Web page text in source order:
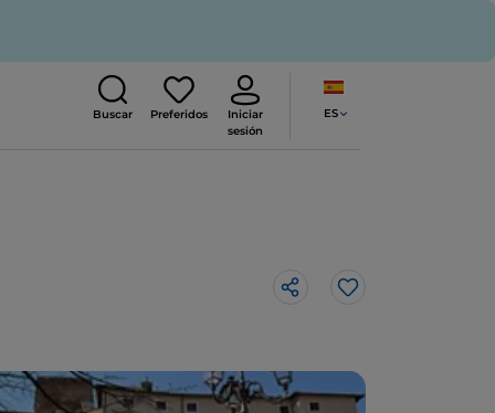
Buscar Preferidos
Iniciar
sesión
ES
Me gusta